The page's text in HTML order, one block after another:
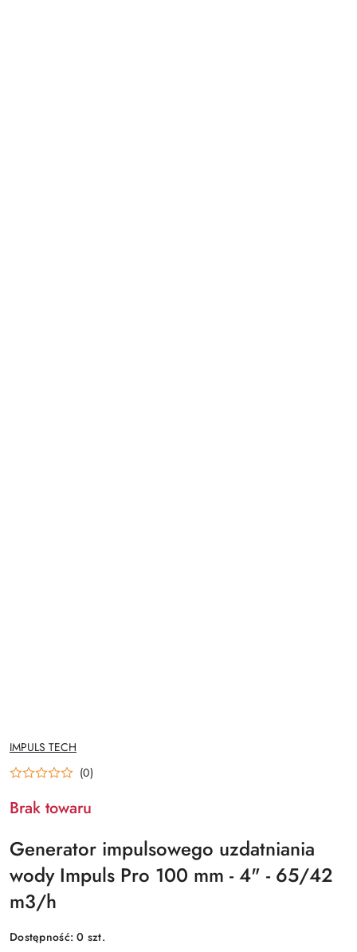
NAZWA
PRODUCENTA:
IMPULS TECH
(0)
Brak towaru
Generator impulsowego uzdatniania
wody Impuls Pro 100 mm - 4" - 65/42
m3/h
Dostępność:0 szt.